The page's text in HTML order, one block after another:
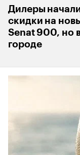
Дилеры
скидки на
Senat 900, но
городе